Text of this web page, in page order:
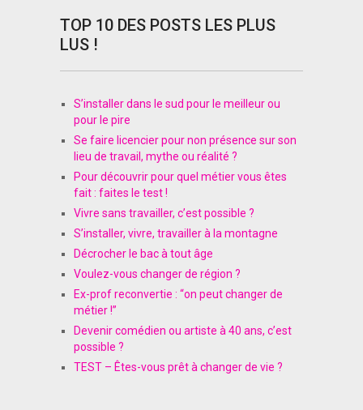
TOP 10 DES POSTS LES PLUS
LUS !
S’installer dans le sud pour le meilleur ou
pour le pire
Se faire licencier pour non présence sur son
lieu de travail, mythe ou réalité ?
Pour découvrir pour quel métier vous êtes
fait : faites le test !
Vivre sans travailler, c’est possible ?
S’installer, vivre, travailler à la montagne
Décrocher le bac à tout âge
Voulez-vous changer de région ?
Ex-prof reconvertie : “on peut changer de
métier !”
Devenir comédien ou artiste à 40 ans, c’est
possible ?
TEST – Êtes-vous prêt à changer de vie ?